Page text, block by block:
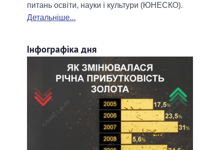
питань освіти, науки і культури (ЮНЕСКО).
Детальніше...
Інфографіка дня